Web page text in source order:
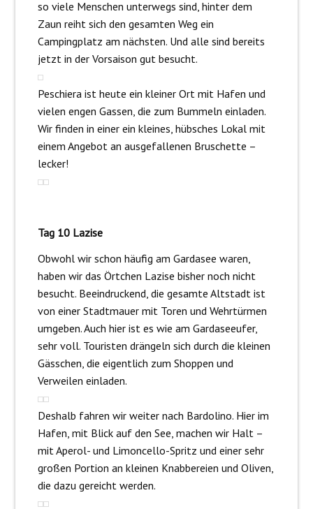
so viele Menschen unterwegs sind, hinter dem
Zaun reiht sich den gesamten Weg ein
Campingplatz am nächsten. Und alle sind bereits
jetzt in der Vorsaison gut besucht.
Peschiera ist heute ein kleiner Ort mit Hafen und
vielen engen Gassen, die zum Bummeln einladen.
Wir finden in einer ein kleines, hübsches Lokal mit
einem Angebot an ausgefallenen Bruschette –
lecker!
Tag 10 Lazise
Obwohl wir schon häufig am Gardasee waren,
haben wir das Örtchen Lazise bisher noch nicht
besucht. Beeindruckend, die gesamte Altstadt ist
von einer Stadtmauer mit Toren und Wehrtürmen
umgeben. Auch hier ist es wie am Gardaseeufer,
sehr voll. Touristen drängeln sich durch die kleinen
Gässchen, die eigentlich zum Shoppen und
Verweilen einladen.
Deshalb fahren wir weiter nach Bardolino. Hier im
Hafen, mit Blick auf den See, machen wir Halt –
mit Aperol- und Limoncello-Spritz und einer sehr
großen Portion an kleinen Knabbereien und Oliven,
die dazu gereicht werden.